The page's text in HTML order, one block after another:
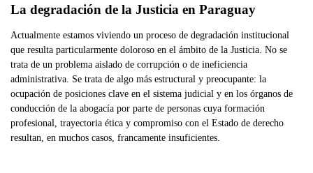
La degradación de la Justicia en Paraguay
Actualmente estamos viviendo un proceso de degradación institucional
que resulta particularmente doloroso en el ámbito de la Justicia. No se
trata de un problema aislado de corrupción o de ineficiencia
administrativa. Se trata de algo más estructural y preocupante: la
ocupación de posiciones clave en el sistema judicial y en los órganos de
conducción de la abogacía por parte de personas cuya formación
profesional, trayectoria ética y compromiso con el Estado de derecho
resultan, en muchos casos, francamente insuficientes.